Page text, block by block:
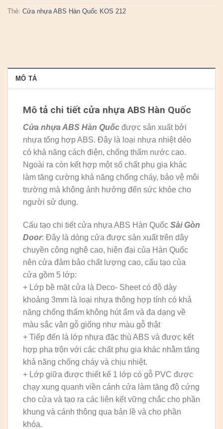
Thẻ: Cửa nhựa ABS Hàn Quốc KOS 212
MÔ TẢ
Mô tả chi tiết cửa nhựa ABS Hàn Quốc
Cửa nhựa ABS Hàn Quốc được sản xuất bởi
nhựa tổng hợp ABS. Đây là loại nhựa nhiệt dẻo
có khả năng cách điện, chống thấm nước cao.
Ngoài ra còn kết hợp một số chất phụ gia khác
làm tăng cường khả năng chống cháy, bảo vệ môi
trường mà không ảnh hưởng đến sức khỏe cho
người sử dụng.
Cấu tạo chi tiết cửa nhựa ABS Hàn Quốc Sài Gòn
Door: Đây là dòng cửa được sản xuất trên dây
chuyền công nghệ cao, hiện đại của Hàn Quốc
nên cửa đảm bảo chất lượng cao, cấu tạo của
cửa gồm 5 lớp:
+ Lớp bề mặt cửa là Deco- Sheet có độ dày
khoảng 3mm là loại nhựa thông hợp tính có khả
năng chống thấm không hút ẩm và đa dạng về
màu sắc vân gỗ giống như màu gỗ thật
+ Tiếp đến là lớp nhựa đặc thù ABS và được kết
hợp pha trộn với các chất phụ gia khác nhằm tăng
khả năng chống cháy và chịu nhiệt.
+ Lớp giữa được thiết kế 1 lớp có gỗ PVC được
chạy xung quanh viền cánh cửa làm tăng độ cứng
cho cửa và tạo ra các liên kết vững chắc cho phần
khung và cánh thông qua bản lề và cho phần
khóa.